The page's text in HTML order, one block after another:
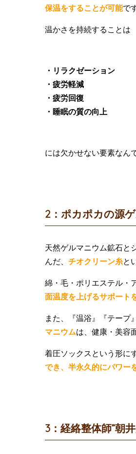
保温をすることが可能で
温かさを持続することは
・リラクゼーション
・疲労軽減
・疲労回復
・睡眠の質の向上
には欠かせない要素なん
2：ポカポカの源
天然ゲルマニウム鉱石と
んだ、 チオクリーン糸と
綿・毛・ポリエステル・
面温度を上げるサポート
また、『温浴』『テープ
マニウムは、健康・美容
着圧ソックスという形に
でき、半永久的にパワー
3：経絡整体師”朝